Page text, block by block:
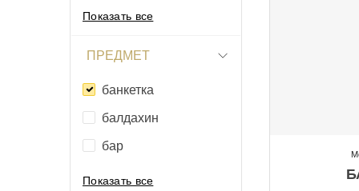
Показать все
ПРЕДМЕТ
банкетка
балдахин
бар
Показать все